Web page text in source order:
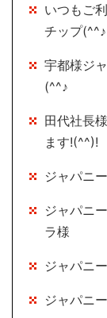
いつもご
チップ(^^♪
宇都様ジ
(^^♪
田代社長
ます!(^^)!
ジャパニ
ジャパニ
ラ様
ジャパニ
ジャパニ